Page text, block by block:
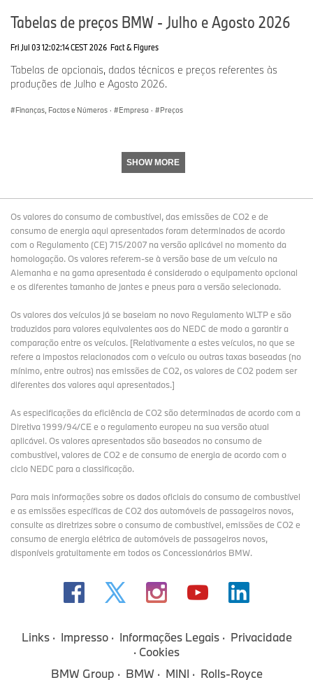
Tabelas de preços BMW - Julho e Agosto 2026
Fri Jul 03 12:02:14 CEST 2026 Fact & Figures
Tabelas de opcionais, dados técnicos e preços referentes às
produções de Julho e Agosto 2026.
Finanças, Factos e Números · Empresa · Preços
SHOW MORE
Os valores do consumo de combustível, das emissões de CO2 e de
consumo de energia aqui apresentados foram determinados de acordo
com o Regulamento (CE) 715/2007 na versão aplicável no momento da
homologação. Os valores referem-se à versão base de um veículo na
Alemanha e na gama apresentada é considerado o equipamento opcional
e os diferentes tamanho de jantes e pneus para a versão selecionada.
Os valores dos veículos já se baseiam no novo Regulamento WLTP e são
traduzidos para valores equivalentes aos do NEDC de modo a garantir a
comparação entre os veículos. [Relativamente a estes veículos, no que se
refere a impostos relacionados com o veículo ou outras taxas baseadas (no
mínimo, entre outros) nas emissões de CO2, os valores de CO2 podem ser
diferentes dos valores aqui apresentados.]
As especificações da eficiência de CO2 são determinadas de acordo com a
Diretiva 1999/94/CE e o regulamento europeu na sua versão atual
aplicável. Os valores apresentados são baseados no consumo de
combustível, valores de CO2 e de consumo de energia de acordo com o
ciclo NEDC para a classificação.
Para mais informações sobre os dados oficiais do consumo de combustível
e as emissões específicas de CO2 dos automóveis de passageiros novos,
consulte as diretrizes sobre o consumo de combustível, emissões de CO2 e
consumo de energia elétrica de automóveis de passageiros novos,
disponíveis gratuitamente em todos os Concessionários BMW.
Links Impresso Informações Legais
Privacidade
Cookies
BMW Group
BMW MINI Rolls-Royce